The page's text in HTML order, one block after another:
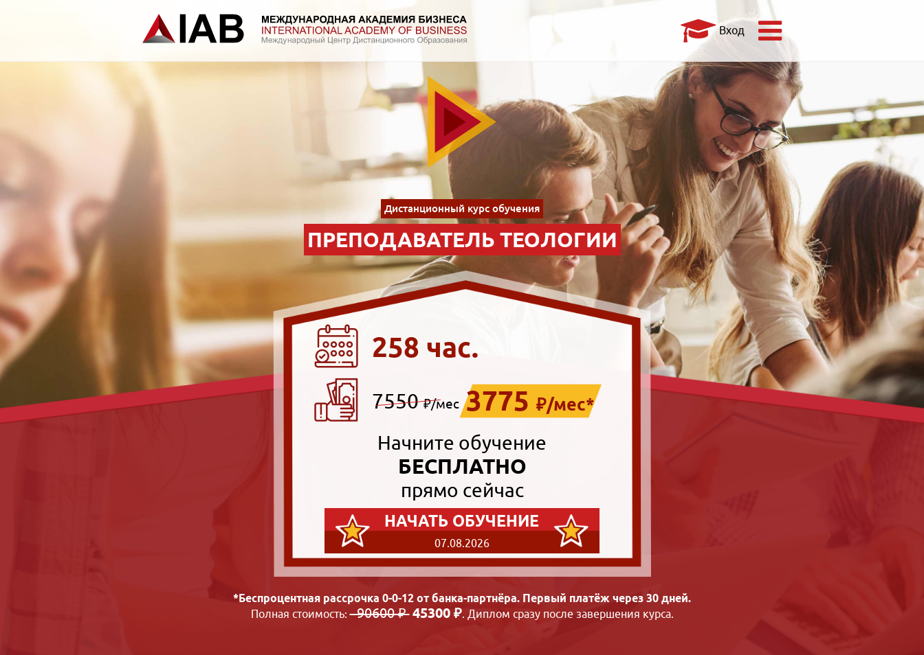
Вход
Дистанционный курс обучения
ПРЕПОДАВАТЕЛЬ ТЕОЛОГИИ
258 час.
7550₽/мес 3775 ₽/мес*
Начните обучение
БЕСПЛАТНО
прямо сейчас
НАЧАТЬ ОБУЧЕНИЕ
07.08.2026
*Беспроцентная рассрочка 0-0-12 от банка-партнёра. Первый платёж через 30 дней.
Полная стоимость:90600 ₽45300 ₽. Диплом сразу после завершения курса.